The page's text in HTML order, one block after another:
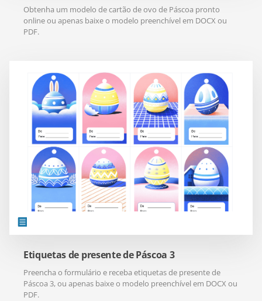
Obtenha um modelo de cartão de ovo de Páscoa pronto
online ou apenas baixe o modelo preenchível em DOCX ou
PDF.
Etiquetas de presente de Páscoa 3
Preencha o formulário e receba etiquetas de presente de
Páscoa 3, ou apenas baixe o modelo preenchível em DOCX ou
PDF.